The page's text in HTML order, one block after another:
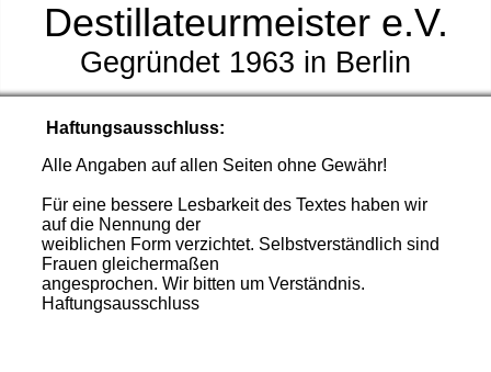
Destillateurmeister e.V.
Gegründet 1963 in Berlin
Haftungsausschluss:
Alle Angaben auf allen Seiten ohne Gewähr!
Für eine bessere Lesbarkeit des Textes haben wir
auf die Nennung der
weiblichen Form verzichtet. Selbstverständlich sind
Frauen gleichermaßen
angesprochen. Wir bitten um Verständnis.
Haftungsausschluss